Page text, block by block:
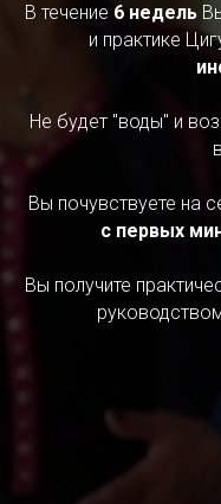
В течение 6 недель
и практике
Не будет "воды" и
Вы почувствуете на
с первых
Вы получите